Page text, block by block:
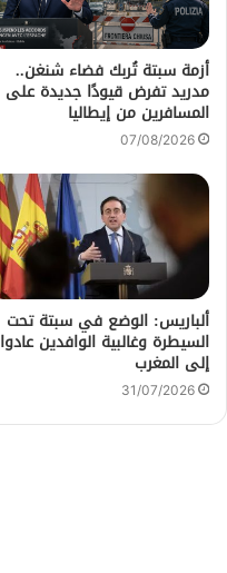
أزمة سبتة تُربك فضاء شنغن..
مدريد تفرض قيودًا جديدة على
المسافرين من إيطاليا
07/08/2026
ألباريس: الوضع في سبتة تحت
السيطرة وغالبية الوافدين عادوا
إلى المغرب
31/07/2026